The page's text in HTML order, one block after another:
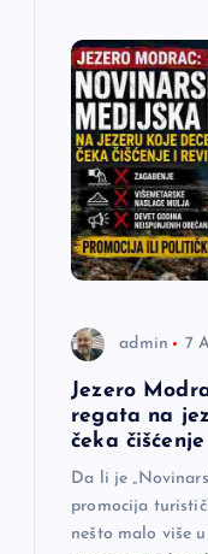
admin 7
Jezero
regata na
čeka
Da li je
promocija
nešto malo više